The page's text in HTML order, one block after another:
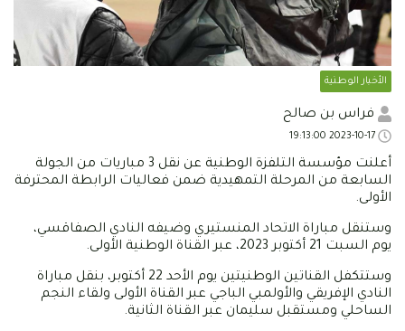
الأخبار الوطنية
فراس بن صالح
أعلنت مؤسسة التلفزة الوطنية عن نقل 3 مباريات من الجولة
السابعة من المرحلة التمهيدية ضمن فعاليات الرابطة المحترفة
الأولى.
وستنقل مباراة الاتحاد المنستيري وضيفه النادي الصفاقسي،
يوم السبت 21 أكتوبر 2023، عبر القناة الوطنية الأولى.
وستتكفل القناتين الوطنيتين يوم الأحد 22 أكتوبر، بنقل مباراة
النادي الإفريقي والأولمبي الباجي عبر القناة الأولى ولقاء النجم
الساحلي ومستقبل سليمان عبر القناة الثانية.